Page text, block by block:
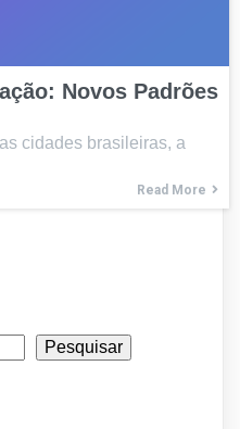
Novos Padrões
cidades brasileiras, a
Read More
Pesquisar